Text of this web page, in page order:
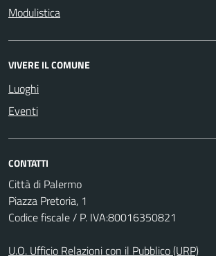
Modulistica
VIVERE IL COMUNE
Luoghi
Eventi
CONTATTI
Città di Palermo
Piazza Pretoria, 1
Codice fiscale / P. IVA:80016350821
U.O. Ufficio Relazioni con il Pubblico (URP)